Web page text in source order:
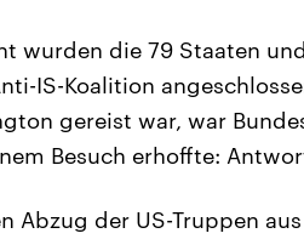
wurden die 79 Staaten
IS-Koalition
gereist war, war
Besuch erhoffte:
Abzug der US-Truppen